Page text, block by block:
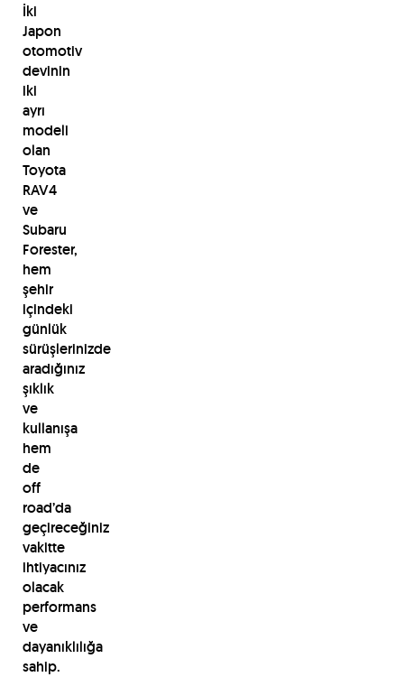
İki
Japon
otomotiv
devinin
iki
ayrı
modeli
olan
Toyota
RAV4
ve
Subaru
Forester,
hem
şehir
içindeki
günlük
sürüşlerinizde
aradığınız
şıklık
ve
kullanışa
hem
de
off
road’da
geçireceğiniz
vakitte
ihtiyacınız
olacak
performans
ve
dayanıklılığa
sahip.